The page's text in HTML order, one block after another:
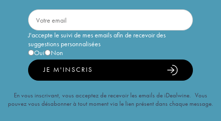
J'accepte le suivi de mes emails afin de recevoir des
suggestions personnalisées
Oui
Non
JE M'INSCRIS
En vous inscrivant, vous acceptez de recevoir les emails de iDealwine. Vous
pouvez vous désabonner à tout moment via le lien présent dans chaque message.